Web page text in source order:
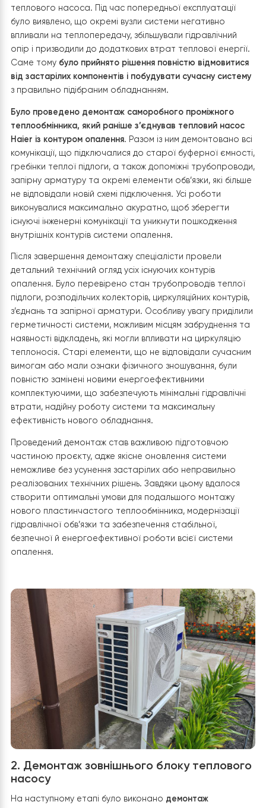
1. Демонтаж старого теплообмінника
Першим етапом реалізації проєкту стала повна
модернізація існуючої системи опалення,яка з часом
втратила свою ефективність і вже не могла
забезпечувати стабільну та економічну роботу
теплового насоса. Під час попередньої експлуатації
було виявлено, що окремі вузли системи негативно
впливали на теплопередачу, збільшували гідравлічний
опір і призводили до додаткових втрат теплової
Саме тому було прийнято рішення повністю
від застарілих компонентів і побудувати сучасну
Було проведено демонтаж саморобного проміжного
теплообмінника, який раніше з’єднував тепловий
Haier із контуром опалення. Разом із ним демонтовано
комунікації, що підключалися до старої буферної
гребінки теплої підлоги, а також допоміжні
запірну арматуру та окремі елементи обв’язки, які
не відповідали новій схемі підключення. Усі роботи
виконувалися максимально акуратно, щоб зберегти
існуючі інженерні комунікації та уникнути пошкодження
внутрішніх контурів системи опалення.
детальний технічний огляд усіх існуючих контурів
опалення. Було перевірено стан трубопроводів
підлоги, розподільчих колекторів, циркуляційних
з’єднань та запірної арматури. Особливу увагу
герметичності системи, можливим місцям
наявності відкладень, які могли впливати на
теплоносія. Старі елементи, що не відповідали
вимогам або мали ознаки фізичного зношування, були
втрати, надійну роботу системи та максимальну
ефективність нового обладнання.
Проведений демонтаж став важливою підготовчою
частиною проєкту, адже якісне оновлення системи
неможливе без усунення застарілих або неправильно
реалізованих технічних рішень. Завдяки цьому вдалося
створити оптимальні умови для подальшого монтажу
нового пластинчастого теплообмінника, модернізації
гідравлічної обв’язки та забезпечення стабільної,
безпечної й енергоефективної роботи всієї системи
опалення.